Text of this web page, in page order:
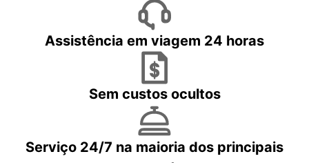
Assistência em viagem 24 horas
Sem custos ocultos
Serviço 24/7 na maioria dos principais